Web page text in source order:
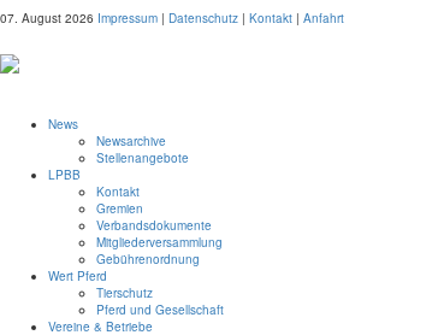
07. August 2026 Impressum | Datenschutz | Kontakt | Anfahrt
News
Newsarchive
Stellenangebote
LPBB
Kontakt
Gremien
Verbandsdokumente
Mitgliederversammlung
Gebührenordnung
Wert Pferd
Tierschutz
Pferd und Gesellschaft
Vereine & Betriebe